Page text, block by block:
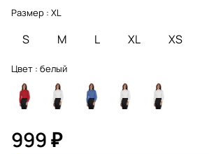
Размер : XL
S M L XL XS
Цвет : белый
999 ₽